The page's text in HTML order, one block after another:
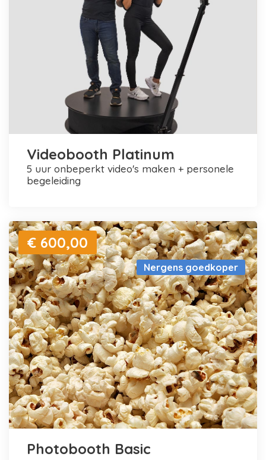
Videobooth Platinum
5 uur onbeperkt video's maken + personele
begeleiding
Nergens goedkoper
€ 600,00
Photobooth Basic